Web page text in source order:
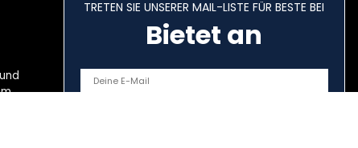
TRETEN SIE UNSERER MAIL-LISTE FÜR BESTE BEI
Bietet an